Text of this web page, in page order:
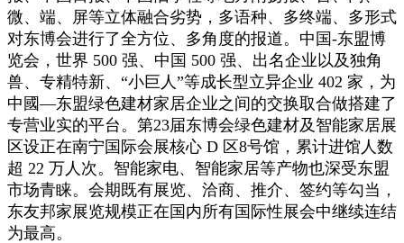
微、端、屏等立体融合劣势，多语种、多终端、多形式
对东博会进行了全方位、多角度的报道。中国-东盟博
览会，世界 500 强、中国 500 强、出名企业以及独角
兽、专精特新、“小巨人”等成长型立异企业 402 家，为
中國—东盟绿色建材家居企业之间的交换取合做搭建了
专营业实的平台。第23届东博会绿色建材及智能家居展
区设正在南宁国际会展核心 D 区8号馆，累计进馆人数
超 22 万人次。智能家电、智能家居等产物也深受东盟
市场青睐。会期既有展览、洽商、推介、签约等勾当，
东友邦家展览规模正在国内所有国际性展会中继续连结
为最高。